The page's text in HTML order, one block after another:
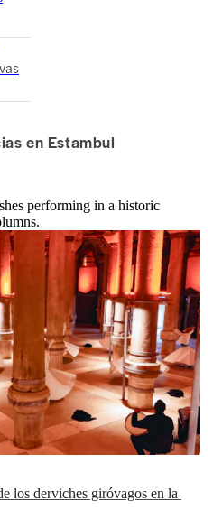
en Estambul
performing in a historic
los derviches giróvagos en la